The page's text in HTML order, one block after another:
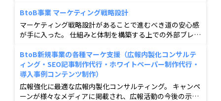
BtoB事業 マーケティング戦略設計
マーケティング戦略設計があることで進むべき道の安心感
が手に入った。 仕組みと体制を構築する上での外部ブレー
BtoB新規事業の各種マーケ支援（広報内製化コンサルテ
ィング・SEO記事制作代行・ホワイトペーパー制作代行・
導入事例コンテンツ制作）
広報強化に最適な広報内製化コンサルティング。 キャンペ
ーンが様々なメディアに掲載され、広報活動の今後の示唆